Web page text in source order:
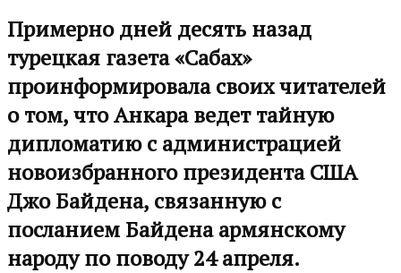
Примерно дней десять назад
турецкая газета «Сабах»
проинформировала своих читателей
о том, что Анкара ведет тайную
дипломатию с администрацией
новоизбранного президента США
Джо Байдена, связанную с
посланием Байдена армянскому
народу по поводу 24 апреля.